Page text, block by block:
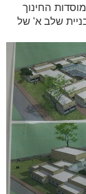
החינוך
שלב א' של